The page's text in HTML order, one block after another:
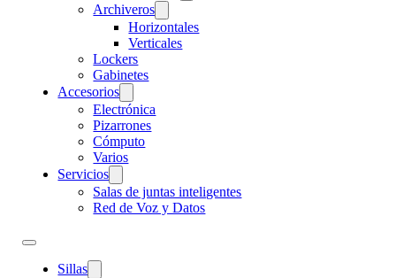
Archiveros
Horizontales
Verticales
Lockers
Gabinetes
Accesorios
Electrónica
Pizarrones
Cómputo
Varios
Servicios
Salas de juntas inteligentes
Red de Voz y Datos
Sillas